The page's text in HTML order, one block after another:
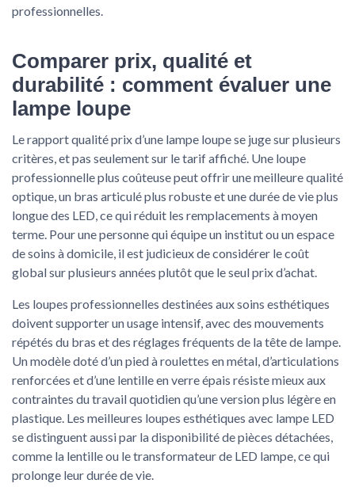
professionnelles.
Comparer prix, qualité et
durabilité : comment évaluer une
lampe loupe
Le rapport qualité prix d’une lampe loupe se juge sur plusieurs
critères, et pas seulement sur le tarif affiché. Une loupe
professionnelle plus coûteuse peut offrir une meilleure qualité
optique, un bras articulé plus robuste et une durée de vie plus
longue des LED, ce qui réduit les remplacements à moyen
terme. Pour une personne qui équipe un institut ou un espace
de soins à domicile, il est judicieux de considérer le coût
global sur plusieurs années plutôt que le seul prix d’achat.
Les loupes professionnelles destinées aux soins esthétiques
doivent supporter un usage intensif, avec des mouvements
répétés du bras et des réglages fréquents de la tête de lampe.
Un modèle doté d’un pied à roulettes en métal, d’articulations
renforcées et d’une lentille en verre épais résiste mieux aux
contraintes du travail quotidien qu’une version plus légère en
plastique. Les meilleures loupes esthétiques avec lampe LED
se distinguent aussi par la disponibilité de pièces détachées,
comme la lentille ou le transformateur de LED lampe, ce qui
prolonge leur durée de vie.